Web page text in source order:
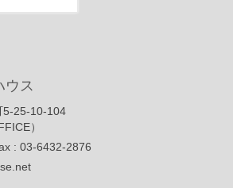
ウス
5-25-10-104
）
: 03-6432-2876